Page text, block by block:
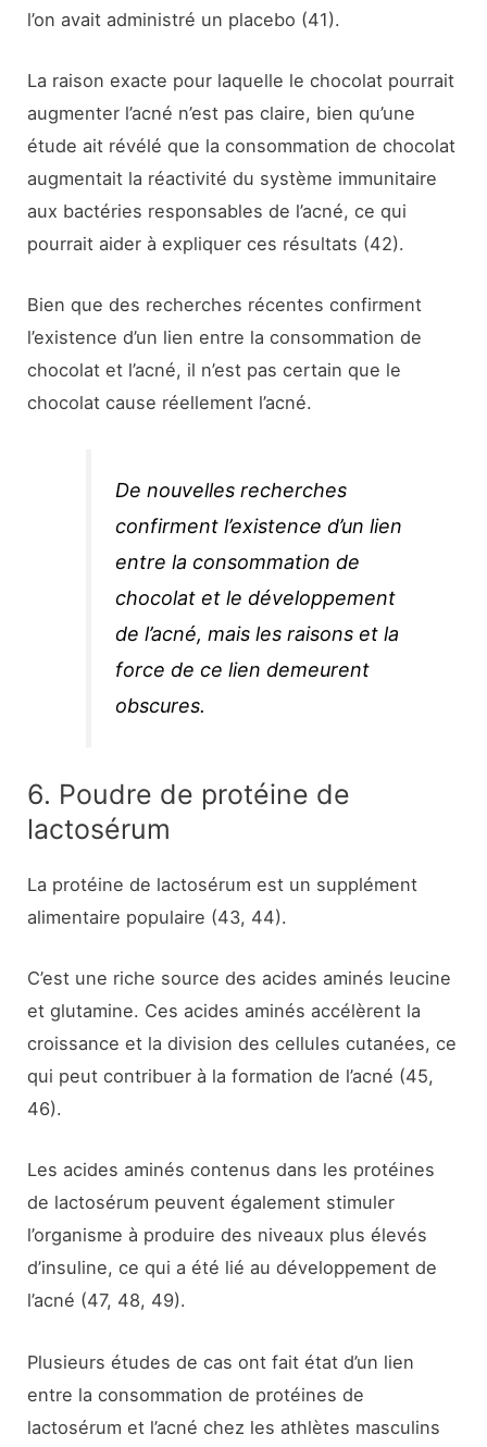
l’on avait administré un placebo (41).
La raison exacte pour laquelle le chocolat pourrait
augmenter l’acné n’est pas claire, bien qu’une
étude ait révélé que la consommation de chocolat
augmentait la réactivité du système immunitaire
aux bactéries responsables de l’acné, ce qui
pourrait aider à expliquer ces résultats (42).
Bien que des recherches récentes confirment
l’existence d’un lien entre la consommation de
chocolat et l’acné, il n’est pas certain que le
chocolat cause réellement l’acné.
De nouvelles recherches
confirment l’existence d’un lien
entre la consommation de
chocolat et le développement
de l’acné, mais les raisons et la
force de ce lien demeurent
obscures.
6. Poudre de protéine de
lactosérum
La protéine de lactosérum est un supplément
alimentaire populaire (43, 44).
C’est une riche source des acides aminés leucine
et glutamine. Ces acides aminés accélèrent la
croissance et la division des cellules cutanées, ce
qui peut contribuer à la formation de l’acné (45,
46).
Les acides aminés contenus dans les protéines
de lactosérum peuvent également stimuler
l’organisme à produire des niveaux plus élevés
d’insuline, ce qui a été lié au développement de
l’acné (47, 48, 49).
Plusieurs études de cas ont fait état d’un lien
entre la consommation de protéines de
lactosérum et l’acné chez les athlètes masculins